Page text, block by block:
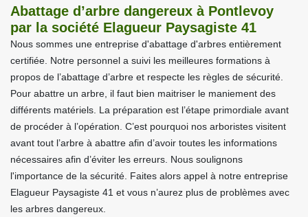
Abattage d’arbre dangereux à Pontlevoy
par la société Elagueur Paysagiste 41
Nous sommes une entreprise d'abattage d'arbres entièrement
certifiée. Notre personnel a suivi les meilleures formations à
propos de l’abattage d’arbre et respecte les règles de sécurité.
Pour abattre un arbre, il faut bien maitriser le maniement des
différents matériels. La préparation est l’étape primordiale avant
de procéder à l’opération. C’est pourquoi nos arboristes visitent
avant tout l’arbre à abattre afin d’avoir toutes les informations
nécessaires afin d’éviter les erreurs. Nous soulignons
l'importance de la sécurité. Faites alors appel à notre entreprise
Elagueur Paysagiste 41 et vous n’aurez plus de problèmes avec
les arbres dangereux.